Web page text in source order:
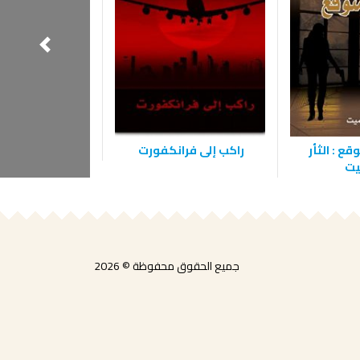
: الثأر ‫راكب إلى فرانكفورت ‬
جميع الحقوق محفوظة © 2026